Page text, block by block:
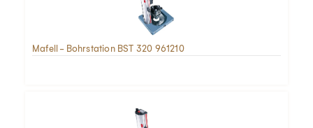
Mafell - Bohrstation BST 320 961210